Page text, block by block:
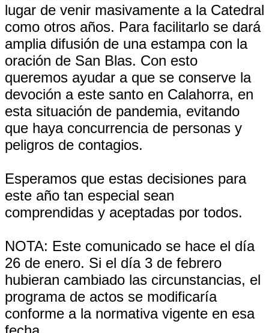
lugar de venir masivamente a la Catedral
como otros años. Para facilitarlo se dará
amplia difusión de una estampa con la
oración de San Blas. Con esto
queremos ayudar a que se conserve la
devoción a este santo en Calahorra, en
esta situación de pandemia, evitando
que haya concurrencia de personas y
peligros de contagios.
Esperamos que estas decisiones para
este año tan especial sean
comprendidas y aceptadas por todos.
NOTA: Este comunicado se hace el día
26 de enero. Si el día 3 de febrero
hubieran cambiado las circunstancias, el
programa de actos se modificaría
conforme a la normativa vigente en esa